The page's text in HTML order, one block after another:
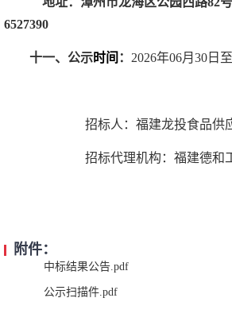
6527390
十一、 公示时间 ： 2026年06月 30 日至
招标人：福建龙投食品供
招标代理机构：福建德和
附件：
中标结果公告.pdf
公示扫描件.pdf